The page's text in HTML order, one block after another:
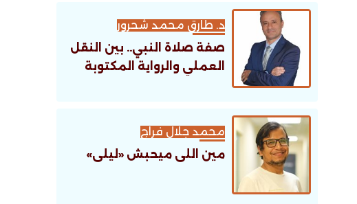
د. طارق محمد شحرور
صفة صلاة النبي.. بين النقل
العملي والرواية المكتوبة
محمد جلال فراج
مين اللى ميحبش «ليلى»